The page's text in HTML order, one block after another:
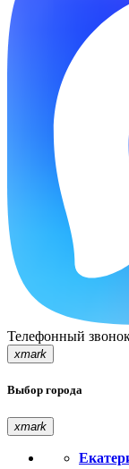
Телефонный
xmark
Выбор города
xmark